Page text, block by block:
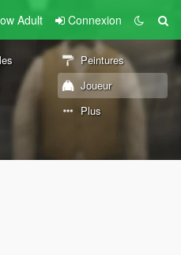
Adult Connexion
Peintures
Joueur
Plus